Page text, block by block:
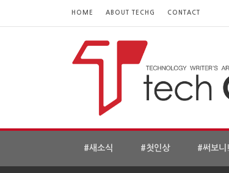
HOME ABOUT TECHG CONTACT
#새소식 #첫인상 #써보니!